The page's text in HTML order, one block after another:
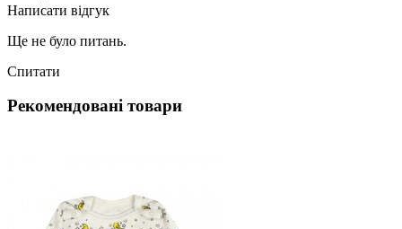
Написати відгук
Ще не було питань.
Спитати
Рекомендовані товари